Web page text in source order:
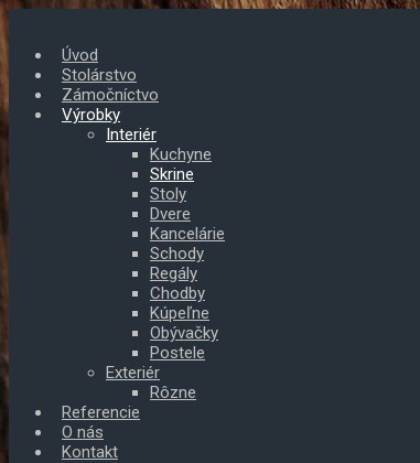
Skip
to
main
content
Úvod
Stolárstvo
Zámočníctvo
Výrobky
Interiér
Kuchyne
Skrine
Stoly
Dvere
Kancelárie
Schody
Regály
Chodby
Kúpeľne
Obývačky
Postele
Exteriér
Rôzne
Referencie
O nás
Kontakt